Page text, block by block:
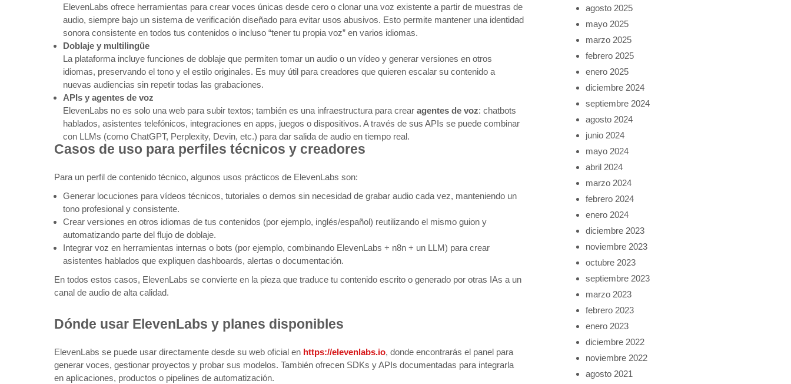
ElevenLabs ofrece herramientas para crear voces únicas desde cero o clonar una voz existente a partir de muestras de
audio, siempre bajo un sistema de verificación diseñado para evitar usos abusivos. Esto permite mantener una identidad
sonora consistente en todos tus contenidos o incluso “tener tu propia voz” en varios idiomas.
Doblaje y multilingüe
La plataforma incluye funciones de doblaje que permiten tomar un audio o un vídeo y generar versiones en otros
idiomas, preservando el tono y el estilo originales. Es muy útil para creadores que quieren escalar su contenido a
nuevas audiencias sin repetir todas las grabaciones.
APIs y agentes de voz
ElevenLabs no es solo una web para subir textos; también es una infraestructura para crear agentes de voz: chatbots
hablados, asistentes telefónicos, integraciones en apps, juegos o dispositivos. A través de sus APIs se puede combinar
con LLMs (como ChatGPT, Perplexity, Devin, etc.) para dar salida de audio en tiempo real.
Casos de uso para perfiles técnicos y creadores
Para un perfil de contenido técnico, algunos usos prácticos de ElevenLabs son:
Generar locuciones para vídeos técnicos, tutoriales o demos sin necesidad de grabar audio cada vez, manteniendo un
tono profesional y consistente.
Crear versiones en otros idiomas de tus contenidos (por ejemplo, inglés/español) reutilizando el mismo guion y
automatizando parte del flujo de doblaje.
Integrar voz en herramientas internas o bots (por ejemplo, combinando ElevenLabs + n8n + un LLM) para crear
asistentes hablados que expliquen dashboards, alertas o documentación.
En todos estos casos, ElevenLabs se convierte en la pieza que traduce tu contenido escrito o generado por otras IAs a un
canal de audio de alta calidad.
Dónde usar ElevenLabs y planes disponibles
ElevenLabs se puede usar directamente desde su web oficial en https://elevenlabs.io, donde encontrarás el panel para
generar voces, gestionar proyectos y probar sus modelos. También ofrecen SDKs y APIs documentadas para integrarla
en aplicaciones, productos o pipelines de automatización.
agosto 2025
mayo 2025
marzo 2025
febrero 2025
enero 2025
diciembre 2024
septiembre 2024
agosto 2024
junio 2024
mayo 2024
abril 2024
marzo 2024
febrero 2024
enero 2024
diciembre 2023
noviembre 2023
octubre 2023
septiembre 2023
marzo 2023
febrero 2023
enero 2023
diciembre 2022
noviembre 2022
agosto 2021